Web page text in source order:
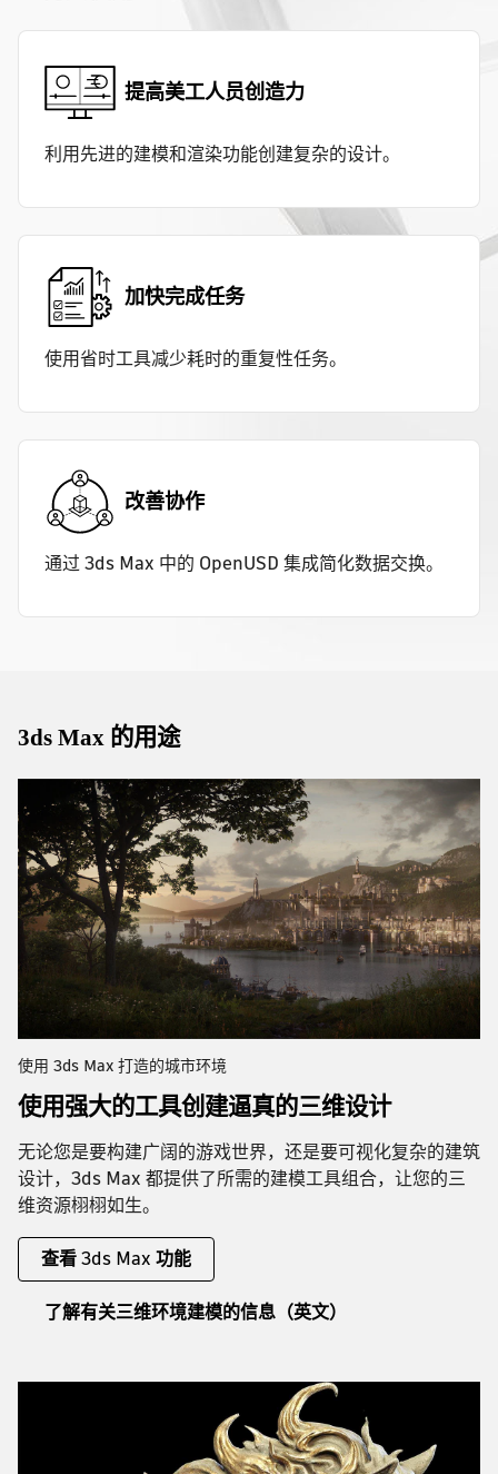
提高美工人员创造力
利用先进的建模和渲染功能创建复杂的设计。
加快完成任务
使用省时工具减少耗时的重复性任务。
改善协作
通过 3ds Max 中的 OpenUSD 集成简化数据交换。
3ds Max 的用途
使用 3ds Max 打造的城市环境
使用强大的工具创建逼真的三维设计
无论您是要构建广阔的游戏世界，还是要可视化复杂的建筑
设计，3ds Max 都提供了所需的建模工具组合，让您的三
维资源栩栩如生。
查看 3ds Max 功能
了解有关三维环境建模的信息（英文）